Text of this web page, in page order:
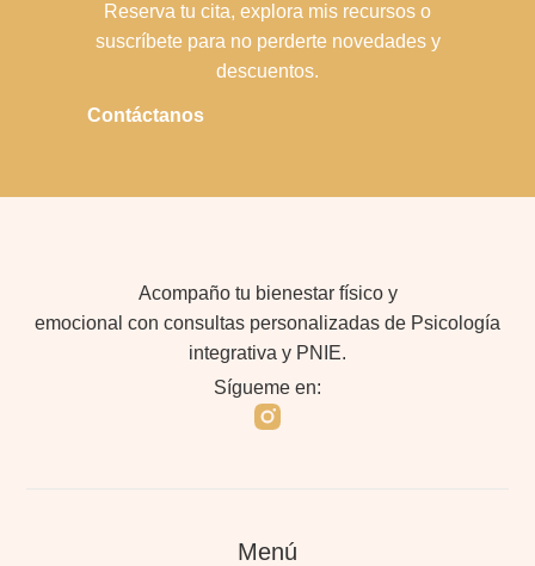
Reserva tu cita, explora mis recursos o
suscríbete para no perderte novedades y
descuentos.
Contáctanos
Acompaño tu bienestar físico y
emocional con consultas personalizadas de Psicología
integrativa y PNIE.
Sígueme en:
Menú